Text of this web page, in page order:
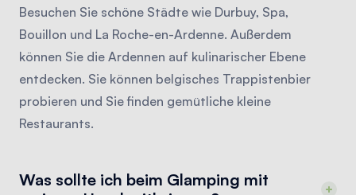
Besuchen Sie schöne Städte wie Durbuy, Spa,
Bouillon und La Roche-en-Ardenne. Außerdem
können Sie die Ardennen auf kulinarischer Ebene
entdecken. Sie können belgisches Trappistenbier
probieren und Sie finden gemütliche kleine
Restaurants.
Was sollte ich beim Glamping mit